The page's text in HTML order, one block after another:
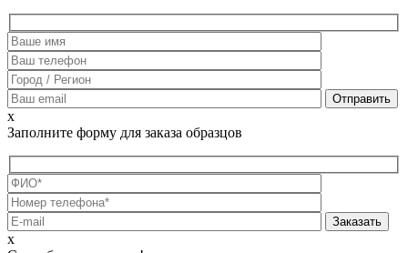
x
Заполните форму для заказа образцов
х